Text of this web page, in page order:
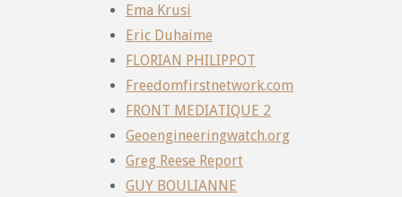
Ema Krusi
Eric Duhaime
FLORIAN PHILIPPOT
Freedomfirstnetwork.com
FRONT MEDIATIQUE 2
Geoengineeringwatch.org
Greg Reese Report
GUY BOULIANNE